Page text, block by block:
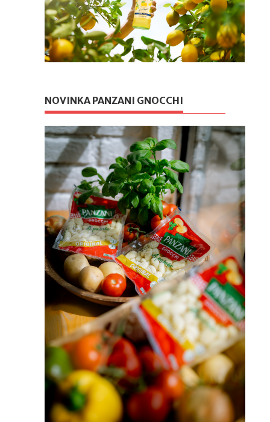
NOVINKA PANZANI GNOCCHI